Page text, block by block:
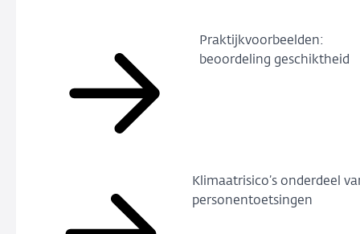
Praktijkvoorbeelden:
beoordeling geschiktheid
Klimaatrisico’s onderdeel
personentoetsingen